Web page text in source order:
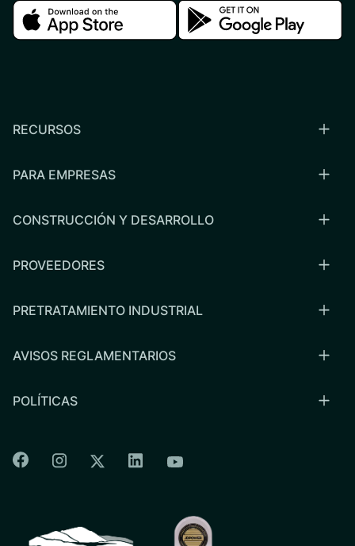
Download in the apple storeDownload in the
RECURSOS
PARA EMPRESAS
CONSTRUCCIÓN Y DESARROLLO
PROVEEDORES
PRETRATAMIENTO INDUSTRIAL
AVISOS REGLAMENTARIOS
POLÍTICAS
Colorado Springs Facebook
Colorado Springs Instagram
Colorado Springs Twitter
Colorado Springs Linkedin
Colorado Springs